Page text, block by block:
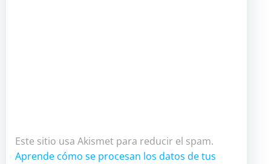
Este sitio usa Akismet para reducir el spam.
Aprende cómo se procesan los datos de tus